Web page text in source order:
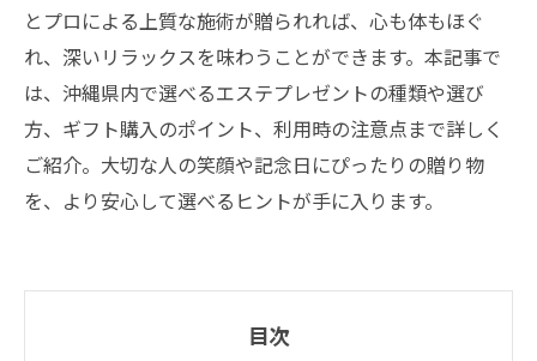
とプロによる上質な施術が贈られれば、心も体もほぐ
れ、深いリラックスを味わうことができます。本記事で
は、沖縄県内で選べるエステプレゼントの種類や選び
方、ギフト購入のポイント、利用時の注意点まで詳しく
ご紹介。大切な人の笑顔や記念日にぴったりの贈り物
を、より安心して選べるヒントが手に入ります。
目次